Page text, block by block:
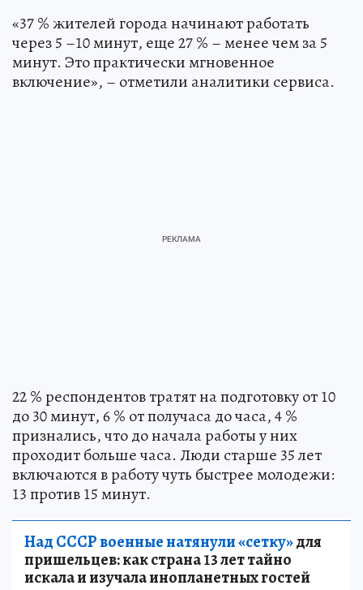
«37 % жителей города начинают работать
через 5 –10 минут, еще 27 % – менее чем за 5
минут. Это практически мгновенное
включение», – отметили аналитики сервиса.
22 % респондентов тратят на подготовку от 10
до 30 минут, 6 % от получаса до часа, 4 %
признались, что до начала работы у них
проходит больше часа. Люди старше 35 лет
включаются в работу чуть быстрее молодежи:
13 против 15 минут.
Над СССР военные натянули «сетку»для
пришельцев: как страна 13 лет тайно
искала и изучала инопланетных гостей